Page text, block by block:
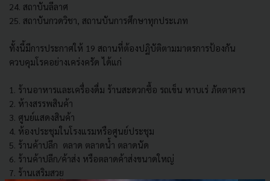
24. สถาบันลีลาศ
25. สถาบันกวดวิชา, สถานบันการศึกษาทุกประเภท
ทั้งนี้มีการประกาศให้ 19 สถานที่ต้องปฏิบัติตามมาตรการป้องกัน
ควบคุมโรคอย่างเคร่งครัด ได้แก่
1. ร้านอาหารและเครื่องดื่ม ร้านสะดวกซื้อ รถเข็น หาบเร่ ภัตตาคาร
2. ห้างสรรพสินค้า
3. ศูนย์แสดงสินค้า
4. ห้องประชุมในโรงแรมหรือศูนย์ประชุม
5. ร้านค้าปลีก ตลาด ตลาดน้ำ ตลาดนัด
6. ร้านค้าปลีก/ค้าส่ง หรือตลาดค้าส่งขนาดใหญ่
7. ร้านเสริมสวย